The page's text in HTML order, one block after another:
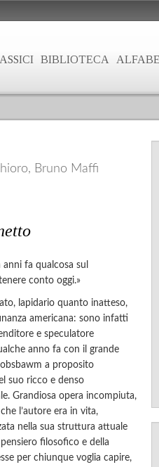
BIBLIOTECA
Bruno Maffi
fa qualcosa sul
conto oggi.»
lapidario quanto inatteso,
americana: sono infatti
e speculatore
anno fa con il grande
a proposito
suo ricco e denso
Grandiosa opera incompiuta,
l’autore era in vita,
nella sua struttura attuale
filosofico e della
per chiunque voglia capire,